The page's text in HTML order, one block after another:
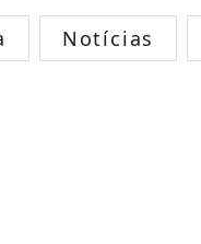
Notícias